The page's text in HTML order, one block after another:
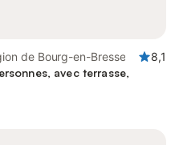
de Bourg-en-Bresse
8,1
avec terrasse,